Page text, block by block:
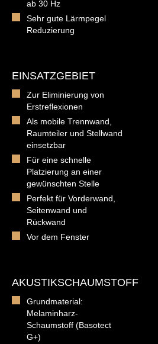
ab 30 Hz
Sehr gute Lärmpegel
Reduzierung
EINSATZGEBIET
Zur Eliminierung von
Erstreflexionen
Als mobile Trennwand,
Raumteiler und Stellwand
einsetzbar
Für eine schnelle
Platzierung an einer
gewünschten Stelle
Perfekt für Vorderwand,
Seitenwand und
Rückwand
Vor dem Fenster
AKUSTIKSCHAUMSTOFF
Grundmaterial:
Melaminharz-
Schaumstoff (Basotect
G+)